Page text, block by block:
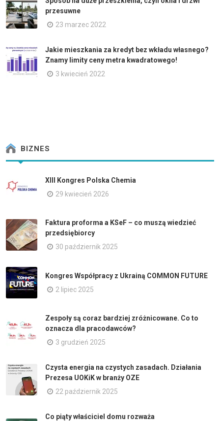
przesuwne
23 marzec 2022
Jakie mieszkania za kredyt bez wkładu własnego?
Znamy limity ceny metra kwadratowego!
3 kwiecień 2022
BIZNES
XIII Kongres Polska Chemia
29 kwiecień 2026
Faktura proforma a KSeF – co muszą wiedzieć
przedsiębiorcy
30 październik 2025
Kongres Współpracy z Ukrainą COMMON FUTURE
2 lipiec 2025
Zespoły są coraz bardziej zróżnicowane. Co to
oznacza dla pracodawców?
3 grudzień 2025
Czysta energia na czystych zasadach. Działania
Prezesa UOKiK w branży OZE
22 październik 2025
Co piąty właściciel domu rozważa